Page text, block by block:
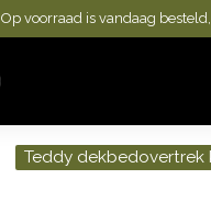
Op voorraad is vandaag
Teddy dekbedovertrek